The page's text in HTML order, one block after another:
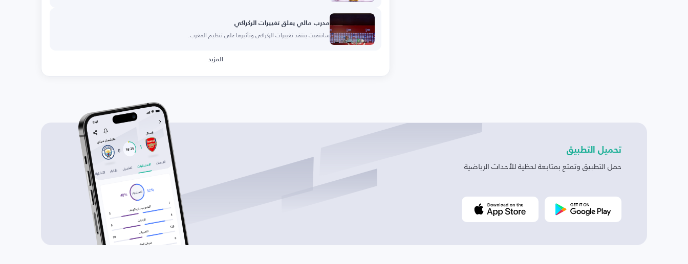
مدرب مالي يعلق تغييرات الركراكي
سانتفيت ينتقد تغييرات الركراكي وتأثيرها على تنظيم المغرب.
المزيد
تحميل التطبيق
حمل التطبيق وتمتع بمتابعة لحظية للأحداث الرياضية